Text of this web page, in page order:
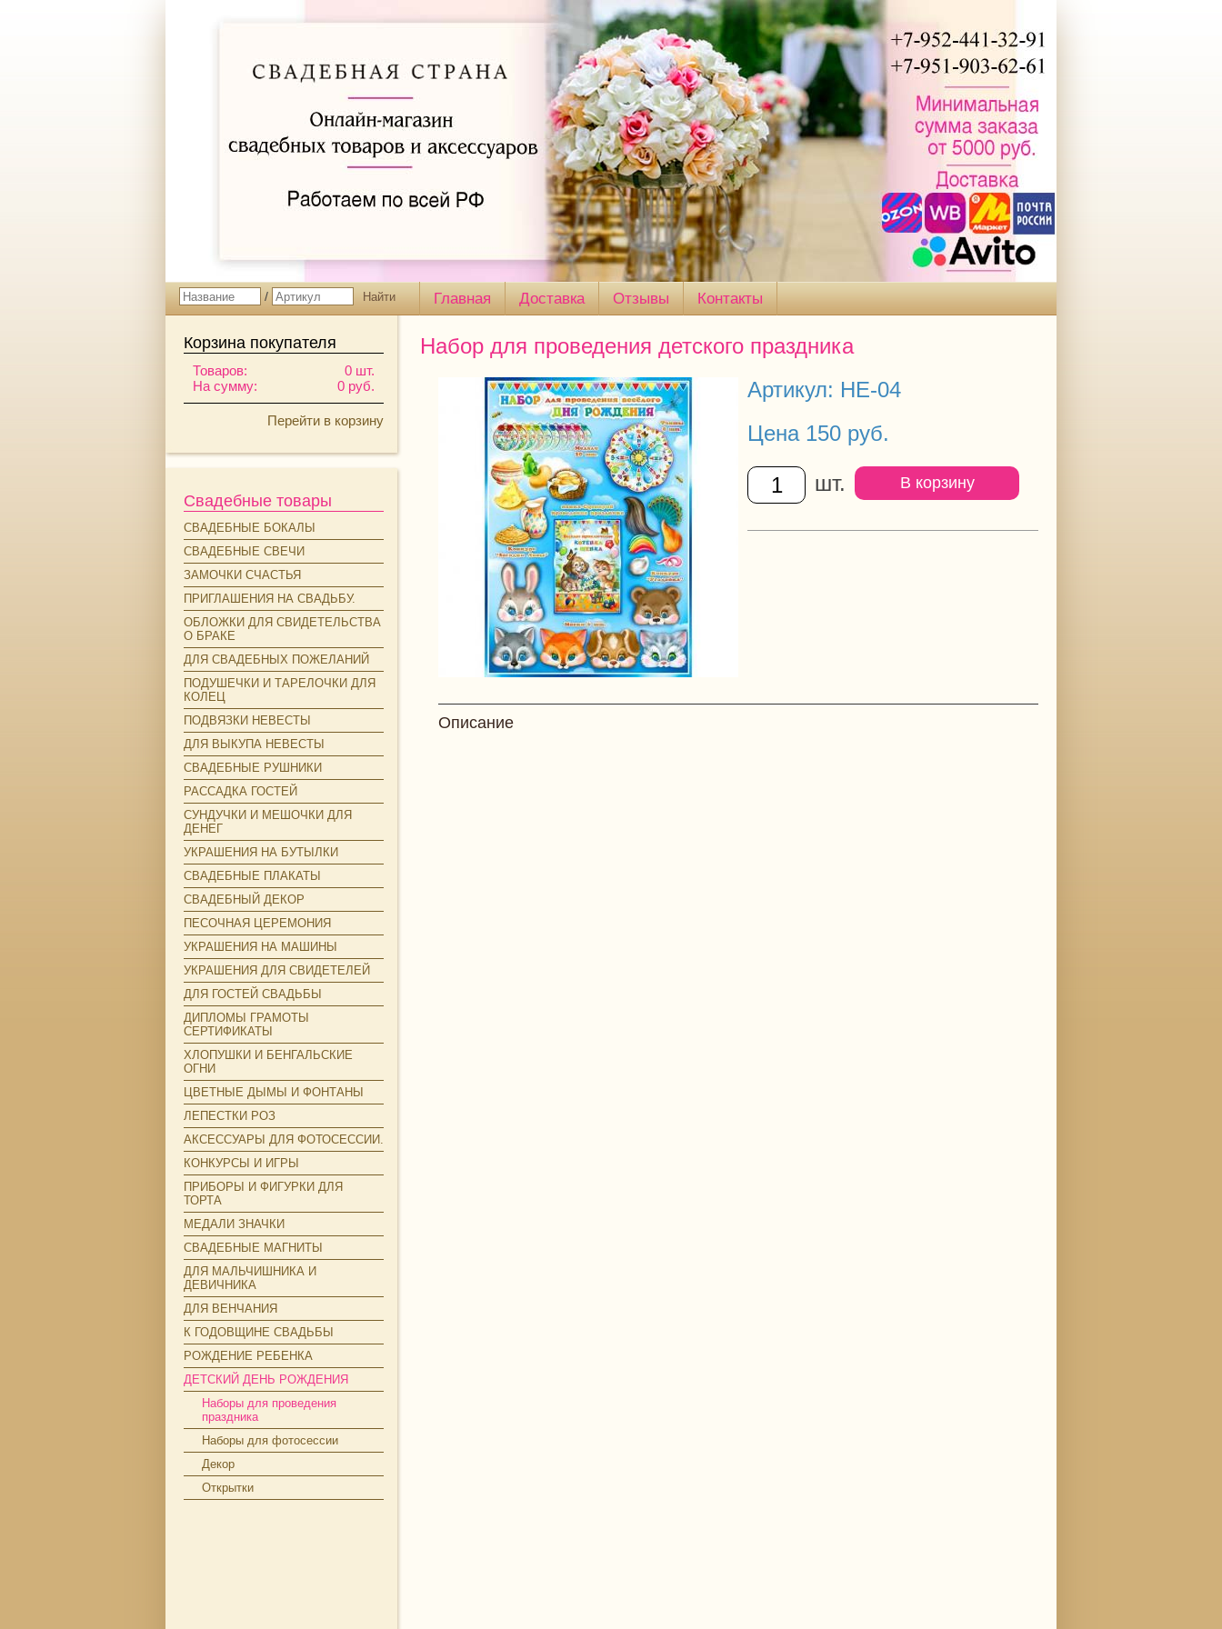
/ Главная Доставка Отзывы Контакты
Корзина покупателя
Товаров:
На сумму:
0 шт.
0 руб.
Перейти в корзину
Свадебные товары
СВАДЕБНЫЕ БОКАЛЫ
СВАДЕБНЫЕ СВЕЧИ
ЗАМОЧКИ СЧАСТЬЯ
ПРИГЛАШЕНИЯ НА СВАДЬБУ.
ОБЛОЖКИ ДЛЯ СВИДЕТЕЛЬСТВА
О БРАКЕ
ДЛЯ СВАДЕБНЫХ ПОЖЕЛАНИЙ
ПОДУШЕЧКИ И ТАРЕЛОЧКИ ДЛЯ
КОЛЕЦ
ПОДВЯЗКИ НЕВЕСТЫ
ДЛЯ ВЫКУПА НЕВЕСТЫ
СВАДЕБНЫЕ РУШНИКИ
РАССАДКА ГОСТЕЙ
СУНДУЧКИ И МЕШОЧКИ ДЛЯ
ДЕНЕГ
УКРАШЕНИЯ НА БУТЫЛКИ
СВАДЕБНЫЕ ПЛАКАТЫ
СВАДЕБНЫЙ ДЕКОР
ПЕСОЧНАЯ ЦЕРЕМОНИЯ
УКРАШЕНИЯ НА МАШИНЫ
УКРАШЕНИЯ ДЛЯ СВИДЕТЕЛЕЙ
ДЛЯ ГОСТЕЙ СВАДЬБЫ
ДИПЛОМЫ ГРАМОТЫ
СЕРТИФИКАТЫ
ХЛОПУШКИ И БЕНГАЛЬСКИЕ
ОГНИ
ЦВЕТНЫЕ ДЫМЫ И ФОНТАНЫ
ЛЕПЕСТКИ РОЗ
АКСЕССУАРЫ ДЛЯ ФОТОСЕССИИ.
КОНКУРСЫ И ИГРЫ
ПРИБОРЫ И ФИГУРКИ ДЛЯ
ТОРТА
МЕДАЛИ ЗНАЧКИ
СВАДЕБНЫЕ МАГНИТЫ
ДЛЯ МАЛЬЧИШНИКА И
ДЕВИЧНИКА
ДЛЯ ВЕНЧАНИЯ
К ГОДОВЩИНЕ СВАДЬБЫ
РОЖДЕНИЕ РЕБЕНКА
ДЕТСКИЙ ДЕНЬ РОЖДЕНИЯ
Наборы для проведения
праздника
Наборы для фотосессии
Декор
Открытки
Набор для проведения детского праздника
Артикул: НЕ-04
Цена 150 руб.
шт.
Описание